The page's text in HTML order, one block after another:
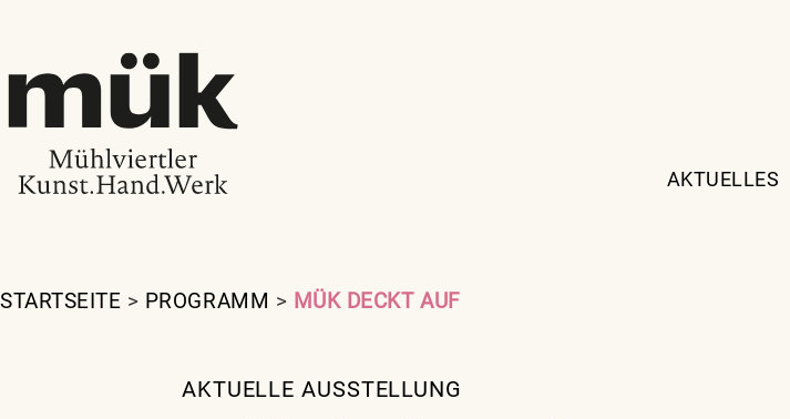
AKTUELLES
STARTSEITE > PROGRAMM > MÜK DECKT AUF
AKTUELLE AUSSTELLUNG